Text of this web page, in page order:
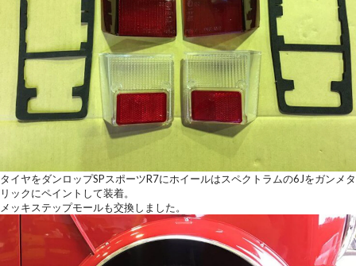
タイヤをダンロップSPスポーツR7にホイールはスペクトラムの6Jをガンメタ
リックにペイントして装着。
メッキステップモールも交換しました。